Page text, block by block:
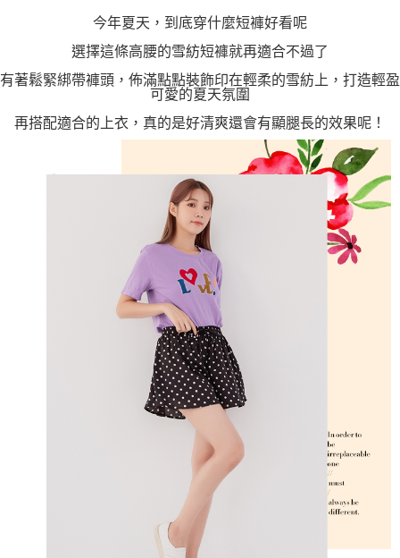
今年夏天，到底穿什麼短褲好看呢
選擇這條高腰的雪紡短褲就再適合不過了
有著鬆緊綁帶褲頭，佈滿點點裝飾印在輕柔的雪紡上，打造輕盈
可愛的夏天氛圍
再搭配適合的上衣，真的是好清爽還會有顯腿長的效果呢！